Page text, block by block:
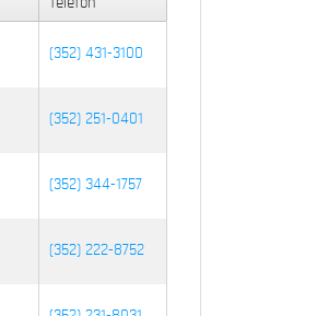
Telefon
(352) 431-3100
(352) 251-0401
(352) 344-1757
(352) 222-8752